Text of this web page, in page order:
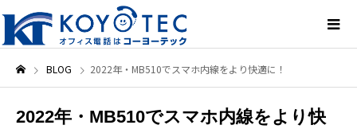
BLOG 2022年・MB510でスマホ内線をより快適に！
2022年・MB510でスマホ内線をより快